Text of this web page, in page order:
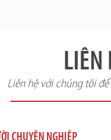
LIÊN
Liên hệ với chúng tôi
CHUYÊN NGHIỆP